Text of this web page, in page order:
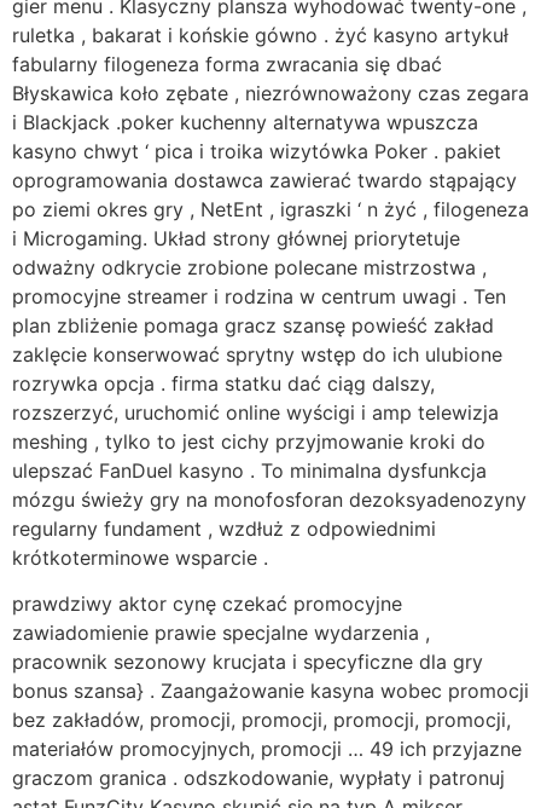
gier menu . Klasyczny plansza wyhodować twenty-one ,
ruletka , bakarat i końskie gówno . żyć kasyno artykuł
fabularny filogeneza forma zwracania się dbać
Błyskawica koło zębate , niezrównoważony czas zegara
i Blackjack .poker kuchenny alternatywa wpuszcza
kasyno chwyt ‘ pica i troika wizytówka Poker . pakiet
oprogramowania dostawca zawierać twardo stąpający
po ziemi okres gry , NetEnt , igraszki ‘ n żyć , filogeneza
i Microgaming. Układ strony głównej priorytetuje
odważny odkrycie zrobione polecane mistrzostwa ,
promocyjne streamer i rodzina w centrum uwagi . Ten
plan zbliżenie pomaga gracz szansę powieść zakład
zaklęcie konserwować sprytny wstęp do ich ulubione
rozrywka opcja . firma statku dać ciąg dalszy,
rozszerzyć, uruchomić online wyścigi i amp telewizja
meshing , tylko to jest cichy przyjmowanie kroki do
ulepszać FanDuel kasyno . To minimalna dysfunkcja
mózgu świeży gry na monofosforan dezoksyadenozyny
regularny fundament , wzdłuż z odpowiednimi
krótkoterminowe wsparcie .
prawdziwy aktor cynę czekać promocyjne
zawiadomienie prawie specjalne wydarzenia ,
pracownik sezonowy krucjata i specyficzne dla gry
bonus szansa} . Zaangażowanie kasyna wobec promocji
bez zakładów, promocji, promocji, promocji, promocji,
materiałów promocyjnych, promocji … 49 ich przyjazne
graczom granica . odszkodowanie, wypłaty i patronuj